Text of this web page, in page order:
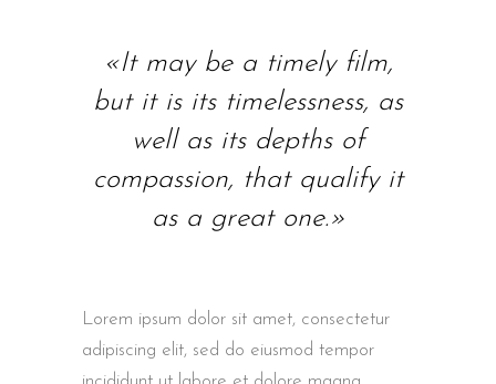
«It may be a timely film,
but it is its timelessness, as
well as its depths of
compassion, that qualify it
as a great one.»
Lorem ipsum dolor sit amet, consectetur
adipiscing elit, sed do eiusmod tempor